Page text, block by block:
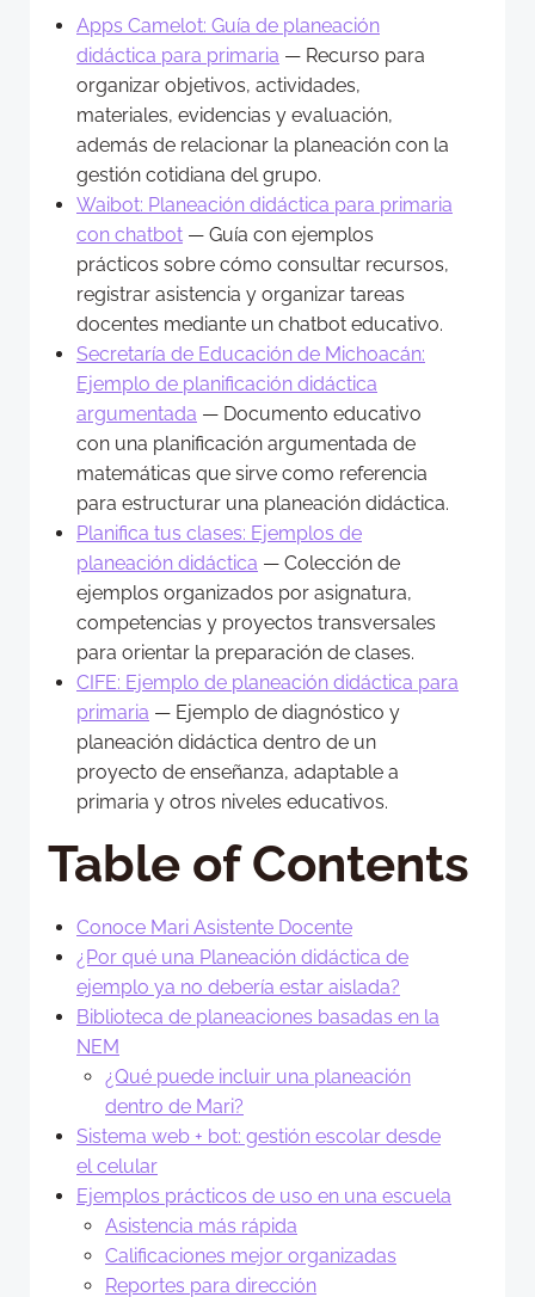
Apps Camelot: Guía de planeación
didáctica para primaria — Recurso para
organizar objetivos, actividades,
materiales, evidencias y evaluación,
además de relacionar la planeación con la
gestión cotidiana del grupo.
Waibot: Planeación didáctica para primaria
con chatbot — Guía con ejemplos
prácticos sobre cómo consultar recursos,
registrar asistencia y organizar tareas
docentes mediante un chatbot educativo.
Secretaría de Educación de Michoacán:
Ejemplo de planificación didáctica
argumentada — Documento educativo
con una planificación argumentada de
matemáticas que sirve como referencia
para estructurar una planeación didáctica.
Planifica tus clases: Ejemplos de
planeación didáctica — Colección de
ejemplos organizados por asignatura,
competencias y proyectos transversales
para orientar la preparación de clases.
CIFE: Ejemplo de planeación didáctica para
primaria — Ejemplo de diagnóstico y
planeación didáctica dentro de un
proyecto de enseñanza, adaptable a
primaria y otros niveles educativos.
Table of Contents
Conoce Mari Asistente Docente
¿Por qué una Planeación didáctica de
ejemplo ya no debería estar aislada?
Biblioteca de planeaciones basadas en la
NEM
¿Qué puede incluir una planeación
dentro de Mari?
Sistema web + bot: gestión escolar desde
el celular
Ejemplos prácticos de uso en una escuela
Asistencia más rápida
Calificaciones mejor organizadas
Reportes para dirección